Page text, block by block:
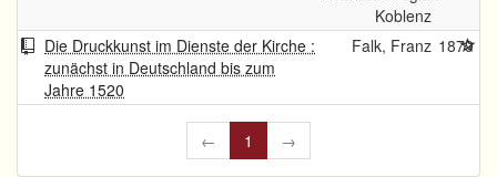
Koblenz
Die Druckkunst im Dienste der Kirche :
zunächst in Deutschland bis zum
Jahre 1520
Falk, Franz 1879
← 1 →